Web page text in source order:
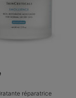
réparatrice